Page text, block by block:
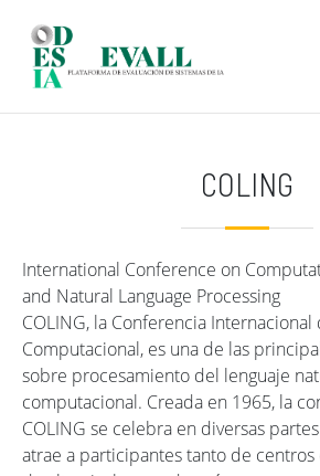
COLING
International Conference on
and Natural Language Processing
COLING, la Conferencia
Computacional, es una de las
sobre procesamiento del lenguaje
computacional. Creada en 1965, la
COLING se celebra en diversas
atrae a participantes tanto de